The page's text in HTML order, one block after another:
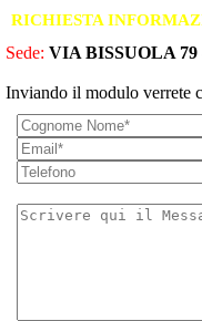
RICHIESTA
Sede: VIA BISSUOLA
Inviando il modulo verrete